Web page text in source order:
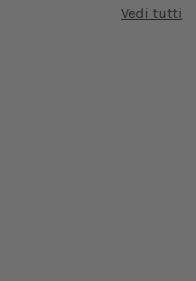
Vedi tutti